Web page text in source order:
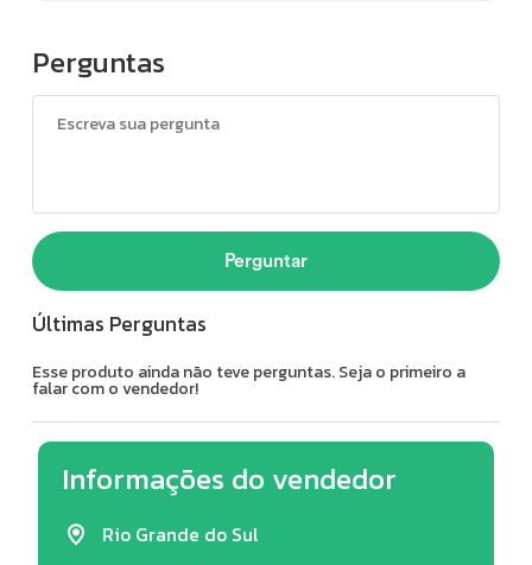
Perguntas
Perguntar
Últimas Perguntas
Esse produto ainda não teve perguntas. Seja o primeiro a
falar com o vendedor!
Informações do vendedor
Rio Grande do Sul